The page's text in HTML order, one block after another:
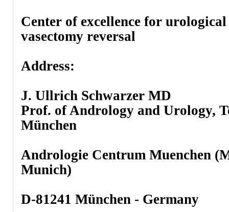
Center of excellence for
vasectomy reversal
Address:
J. Ullrich Schwarzer MD
Prof. of Andrology and Urology,
München
Andrologie Centrum Muenchen
Munich)
D-81241 München - Germany